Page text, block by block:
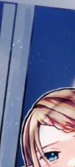
合計得点の最も多
に勝利します。 み
生み出すのは誰か⁉︎
を目指せ💪 ジェリ